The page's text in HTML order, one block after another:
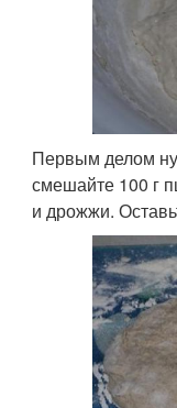
Первым делом
смешайте 100 г
и дрожжи.